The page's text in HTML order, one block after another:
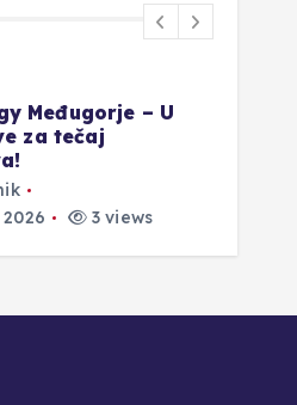
i neodoljivi –
Moschino mirise
M!
4 views